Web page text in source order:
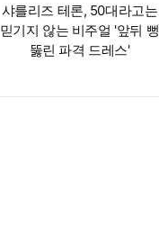
샤를리즈 테론, 50대라고는
믿기지 않는 비주얼 '앞뒤 뻥
뚫린 파격 드레스'